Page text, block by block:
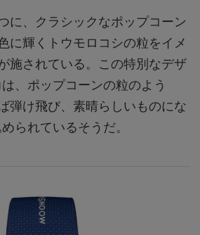
に、クラシックなポップコーン
に輝くトウモロコシの粒をイメ
施されている。この特別なデザ
、ポップコーンの粒のよう
弾け飛び、素晴らしいものにな
られているそうだ。